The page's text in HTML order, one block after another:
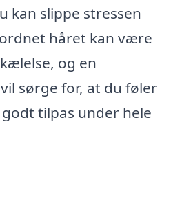
kan slippe stressen
håret kan være
og en
sørge for, at du føler
tilpas under hele